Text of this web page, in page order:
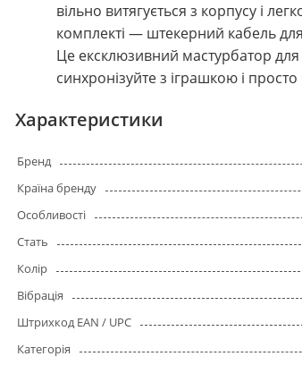
вільно витягується з корпусу і
комплекті — штекерний кабель
Це ексклюзивний мастурбатор
синхронізуйте з іграшкою і
Характеристики
Бренд
Країна бренду
Особливості
Стать
Колір
Вібрація
Штрихкод EAN / UPC
Категорія